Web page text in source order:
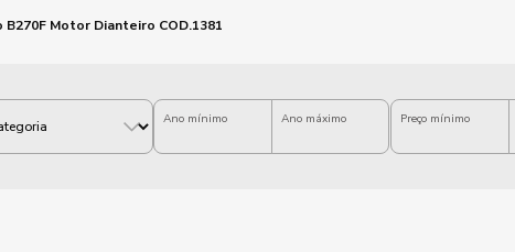
B270F Motor Dianteiro COD.1381
Ano mínimo Ano máximo Preço mínimo